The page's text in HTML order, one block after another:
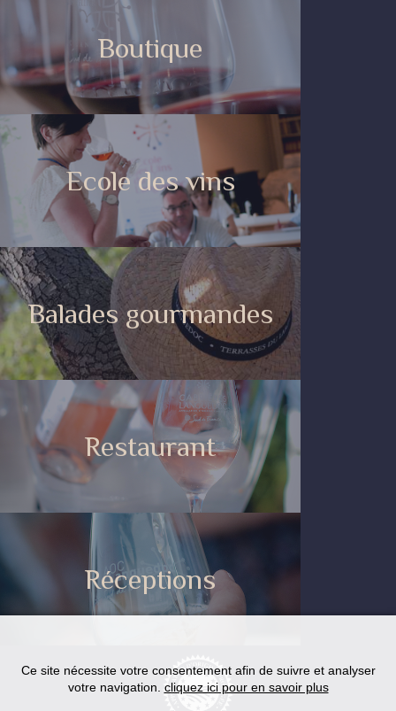
Boutique
Ecole des vins
Balades gourmandes
Restaurant
Réceptions
Ce site nécessite votre consentement afin de suivre et analyser
votre navigation. cliquez ici pour en savoir plus